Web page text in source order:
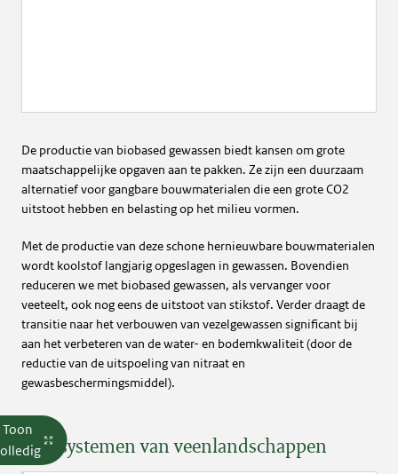
De productie van biobased gewassen biedt kansen om grote
maatschappelijke opgaven aan te pakken. Ze zijn een duurzaam
alternatief voor gangbare bouwmaterialen die een grote CO2
uitstoot hebben en belasting op het milieu vormen.
Met de productie van deze schone hernieuwbare bouwmaterialen
wordt koolstof langjarig opgeslagen in gewassen. Bovendien
reduceren we met biobased gewassen, als vervanger voor
veeteelt, ook nog eens de uitstoot van stikstof. Verder draagt de
transitie naar het verbouwen van vezelgewassen significant bij
aan het verbeteren van de water- en bodemkwaliteit (door de
reductie van de uitspoeling van nitraat en
gewasbeschermingsmiddel).
Teeltsystemen van veenlandschappen
Toon